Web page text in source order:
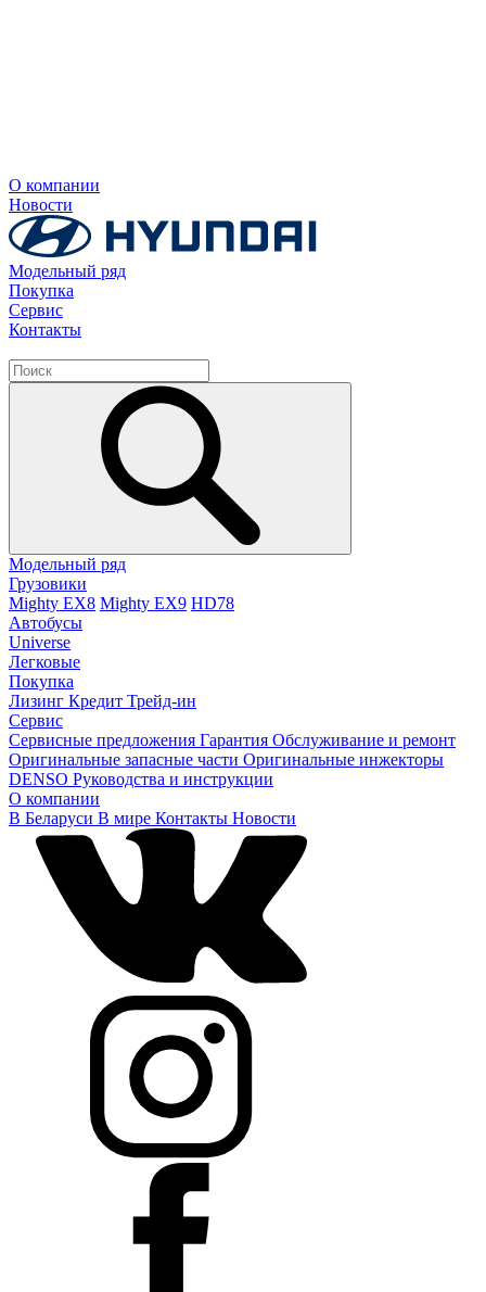
О компании
Новости
Модельный ряд
Покупка
Сервис
Контакты
Модельный ряд
Грузовики
Mighty EX8 Mighty EX9 HD78
Автобусы
Universe
Легковые
Покупка
Лизинг Кредит Трейд-ин
Сервис
Сервисные предложения Гарантия Обслуживание и ремонт
Оригинальные запасные части Оригинальные инжекторы
DENSO Руководства и инструкции
О компании
В Беларуси В мире Контакты Новости